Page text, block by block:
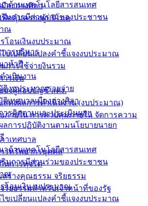
ด้านเทคโนโลยีสารสนเทศ
ริมการมีส่วนร่วมของประชาชน
าณ
โอนเงินงบประมาณ
ขเปลี่ยนแปลงคำชี้แจงงบประมาณ
การใช้จ่ายงินรวม
ารเงิน
องผู้สอบบัญชี สตง.
สดงผลการดำเนินงาน (งบประมาณ)
ภายใน การควบคุมภายใน จัดการความ
าเทศบาล
รทรัพยากรบุคคล
นการทุจริต
สร้างคุณธรรม จริยธรรม
ริยธรรมสำหรับเจ้าหน้าที่ของรัฐ
มืองอ่างศิลา
พื่อคุ้มครองผู้บริโภค
ารบริหาร
าห้าปี
ำเนินงาน
งบประมาณรายจ่าย
เทศบาลเมืองอ่างศิลา
ารติดตามและประเมินผลฯ
ลการปฏิบัติงานตามนโยบายนายก
ด้านเทคโนโลยีสารสนเทศ
ริมการมีส่วนร่วมของประชาชน
าณ
โอนเงินงบประมาณ
ขเปลี่ยนแปลงคำชี้แจงงบประมาณ